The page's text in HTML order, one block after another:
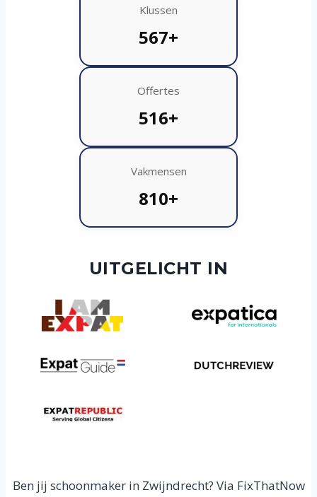
Klussen
567+
Offertes
516+
Vakmensen
810+
UITGELICHT IN
Ben jij schoonmaker in Zwijndrecht? Via FixThatNow